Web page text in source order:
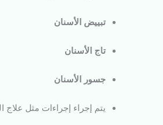
تبييض الأسنان
تاج الأسنان
جسور الأسنان
يتم إجراء إجراءات مثل علاج